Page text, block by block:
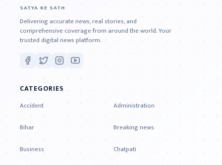
SATYA KE SATH
Delivering accurate news, real stories, and
comprehensive coverage from around the world. Your
trusted digital news platform.
CATEGORIES
Accident
Administration
Bihar
Breaking news
Business
Chatpati